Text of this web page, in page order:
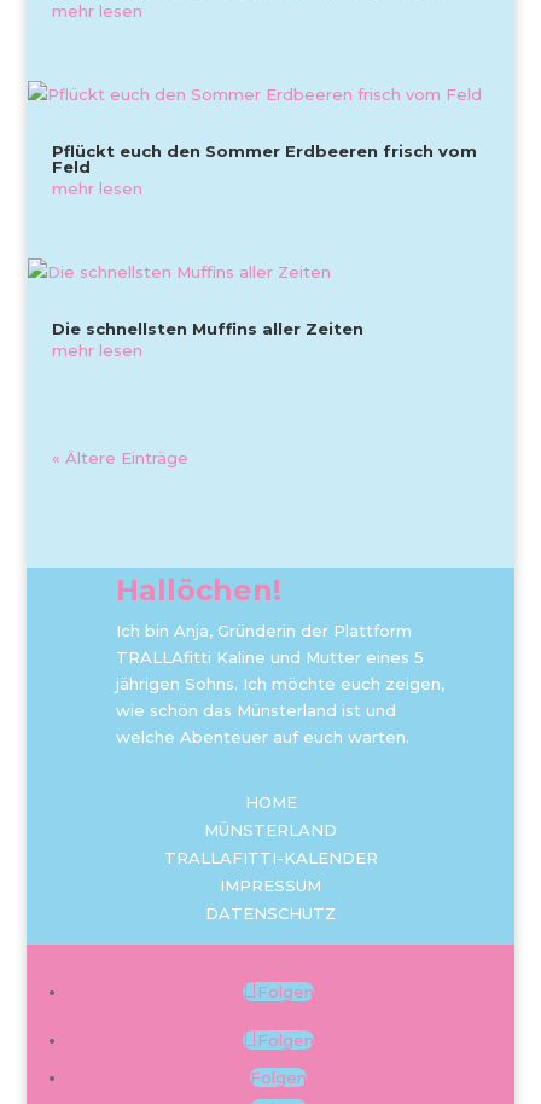
mehr lesen
Pflückt euch den Sommer Erdbeeren frisch vom
Feld
mehr lesen
Die schnellsten Muffins aller Zeiten
mehr lesen
« Ältere Einträge
Hallöchen!
Ich bin Anja, Gründerin der Plattform
TRALLAfitti Kaline und Mutter eines 5
jährigen Sohns. Ich möchte euch zeigen,
wie schön das Münsterland ist und
welche Abenteuer auf euch warten.
HOME
MÜNSTERLAND
TRALLAFITTI-KALENDER
IMPRESSUM
DATENSCHUTZ
Folgen
Folgen
Folgen